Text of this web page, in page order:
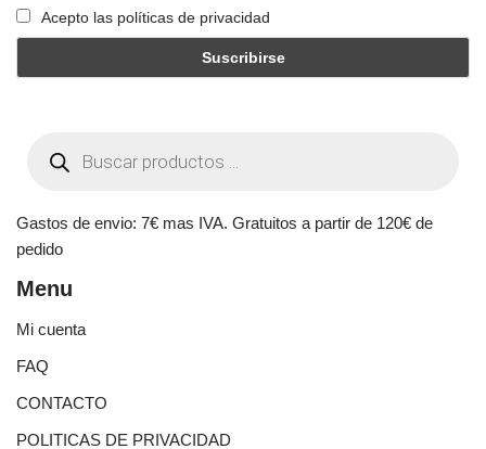
Acepto las políticas de privacidad
Gastos de envio: 7€ mas IVA. Gratuitos a partir de 120€ de
pedido
Menu
Mi cuenta
FAQ
CONTACTO
POLITICAS DE PRIVACIDAD